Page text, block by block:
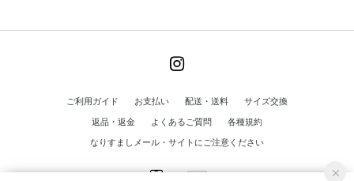
ご利用ガイド お支払い 配送・送料 サイズ交換
返品・返金 よくあるご質問 各種規約
なりすましメール・サイトにご注意ください